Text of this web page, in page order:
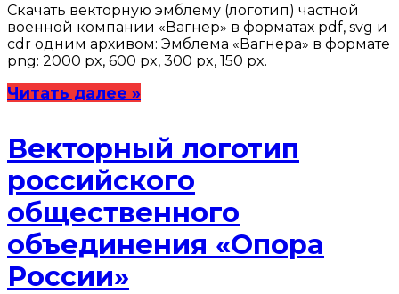
Скачать векторную эмблему (логотип) частной
военной компании «Вагнер» в форматах pdf, svg и
cdr одним архивом: Эмблема «Вагнера» в формате
png: 2000 px, 600 px, 300 px, 150 px.
Читать далее »
Векторный логотип
российского
общественного
объединения «Опора
России»